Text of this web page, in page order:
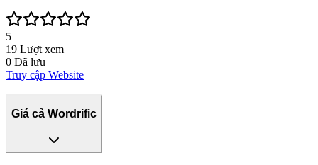
5
19 Lượt xem
0 Đã lưu
Truy cập Website
Giá cả Wordrific